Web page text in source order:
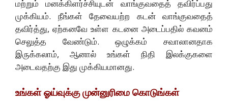
மற்றும் மனக்கிளர்ச்சியுடன் வாங்குவதைத் தவிர்ப்பது
முக்கியம். நீங்கள் தேவையற்ற கடன் வாங்குவதைத்
தவிர்த்து, ஏற்கனவே உள்ள கடனை அடைப்பதில் கவனம்
செலுத்த வேண்டும். ஒழுக்கம் சவாலானதாக
இருக்கலாம், ஆனால் உங்கள் நிதி இலக்குகளை
அடைவதற்கு இது முக்கியமானது.
உங்கள் ஓய்வுக்கு முன்னுரிமை கொடுங்கள்